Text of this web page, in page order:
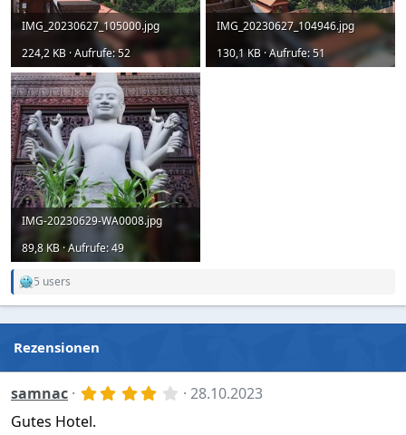
IMG_20230627_105000.jpg
224,2 KB · Aufrufe: 52
IMG_20230627_104946.jpg
130,1 KB · Aufrufe: 51
IMG-20230629-WA0008.jpg
89,8 KB · Aufrufe: 49
R
t
o
n
s
:
5 users
Rezensionen
samnac 4 28.10.2023
Gutes Hotel.